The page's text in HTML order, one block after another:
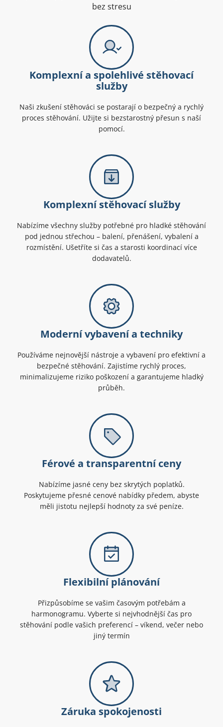
bez stresu
Komplexní a spolehlivé stěhovací
služby
Naši zkušení stěhováci se postarají o bezpečný a rychlý
proces stěhování. Užijte si bezstarostný přesun s naší
pomocí.
Komplexní stěhovací služby
Nabízíme všechny služby potřebné pro hladké stěhování
pod jednou střechou – balení, přenášení, vybalení a
rozmístění. Ušetříte si čas a starosti koordinací více
dodavatelů.
Moderní vybavení a techniky
Používáme nejnovější nástroje a vybavení pro efektivní a
bezpečné stěhování. Zajistíme rychlý proces,
minimalizujeme riziko poškození a garantujeme hladký
průběh.
Férové a transparentní ceny
Nabízíme jasné ceny bez skrytých poplatků.
Poskytujeme přesné cenové nabídky předem, abyste
měli jistotu nejlepší hodnoty za své peníze.
Flexibilní plánování
Přizpůsobíme se vašim časovým potřebám a
harmonogramu. Vyberte si nejvhodnější čas pro
stěhování podle vašich preferencí – víkend, večer nebo
jiný termín
Záruka spokojenosti